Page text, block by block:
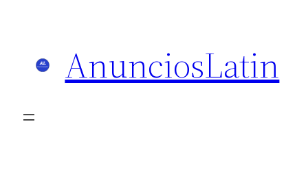
AnunciosLatin